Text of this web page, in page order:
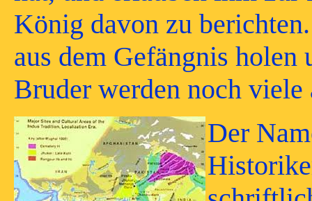
König davon zu
aus dem Gefängnis
Bruder werden noch viele
Der